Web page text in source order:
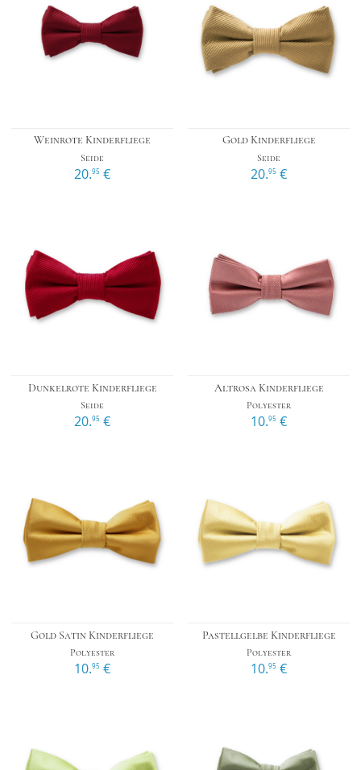
Weinrote Kinderfliege
Seide
20.95 €
Gold Kinderfliege
Seide
20.95 €
Dunkelrote Kinderfliege
Seide
20.95 €
Altrosa Kinderfliege
Polyester
10.95 €
Gold Satin Kinderfliege
Polyester
10.95 €
Pastellgelbe Kinderfliege
Polyester
10.95 €